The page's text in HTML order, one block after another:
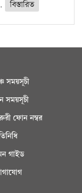
বিস্তারিত
সময়সূচী
সময়সূচী
ফোন নম্বর
গাইড